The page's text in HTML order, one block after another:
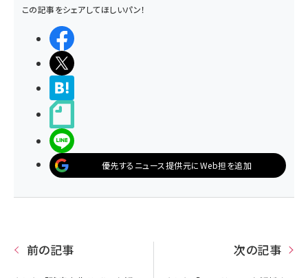
この記事をシェアしてほしいパン！
優先するニュース提供元にWeb担を追加
前の記事 次の記事